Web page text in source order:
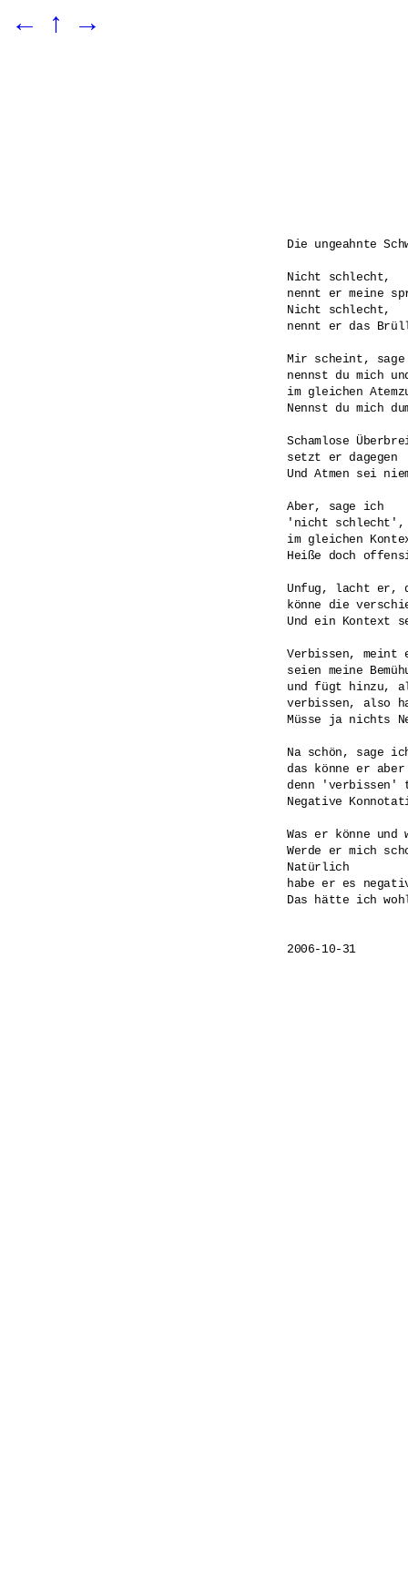
← ↑ →
Die ungeahnte
Nicht schlecht,
nennt er meine
Nicht schlecht,
nennt er das
Mir scheint,
nennst du mich
im gleichen
Nennst du mich
Schamlose
setzt er dagegen
Und Atmen sei
Aber, sage ich
'nicht
im gleichen
Heiße doch
Unfug, lacht er,
könne die
Und ein Kontext
Verbissen, meint
seien meine
und fügt hinzu,
verbissen, also
Müsse ja nichts
Na schön, sage
das könne er
denn 'verbissen'
Negative
Was er könne und
Werde er mich
Natürlich
habe er es
Das hätte ich